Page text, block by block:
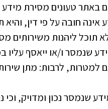
באתר טעונים מסירת
אינה חובה על פי דין,
תוכל ליהנות משירותים
שנמסר ו/או ייאסף
למטרות, לרבות: מתן
שנמסר נכון ומדויק,